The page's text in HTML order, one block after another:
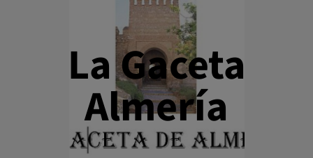
La Gaceta
Almería